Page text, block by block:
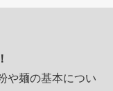
や麺の基本につい